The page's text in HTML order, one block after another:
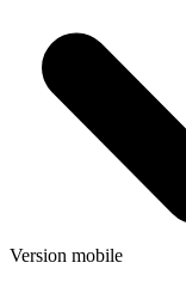
Version mobile